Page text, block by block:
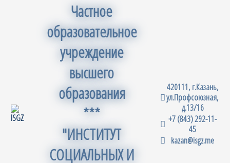
Частное
образовательное
учреждение
высшего
образования
***
"ИНСТИТУТ
СОЦИАЛЬНЫХ И
420111, г.Казань,
ул.Профсоюзная,
д.13/16
+7 (843) 292-11-
45
kazan@isgz.me